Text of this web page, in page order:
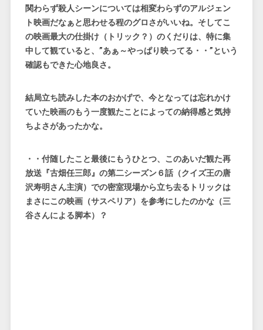
関わらず殺人シーンについては相変わらずのアルジェン
ト映画だなぁと思わせる程のグロさがいいね。そしてこ
の映画最大の仕掛け（トリック？）のくだりは、特に集
中して観ていると、 ”あぁ～やっぱり映ってる・・”という
確認もできた心地良さ。
結局立ち読みした本のおかげで、今となっては忘れかけ
ていた映画のもう一度観たことによっての納得感と気持
ちよさがあったかな。
・・付随したこと最後にもうひとつ、このあいだ観た再
放送『古畑任三郎』の第二シーズン６話（クイズ王の唐
沢寿明さん主演）での密室現場から立ち去るトリックは
まさにこの映画（サスペリア）を参考にしたのかな（三
谷さんによる脚本）？